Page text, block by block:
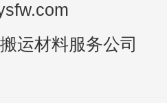
运材料服务公司